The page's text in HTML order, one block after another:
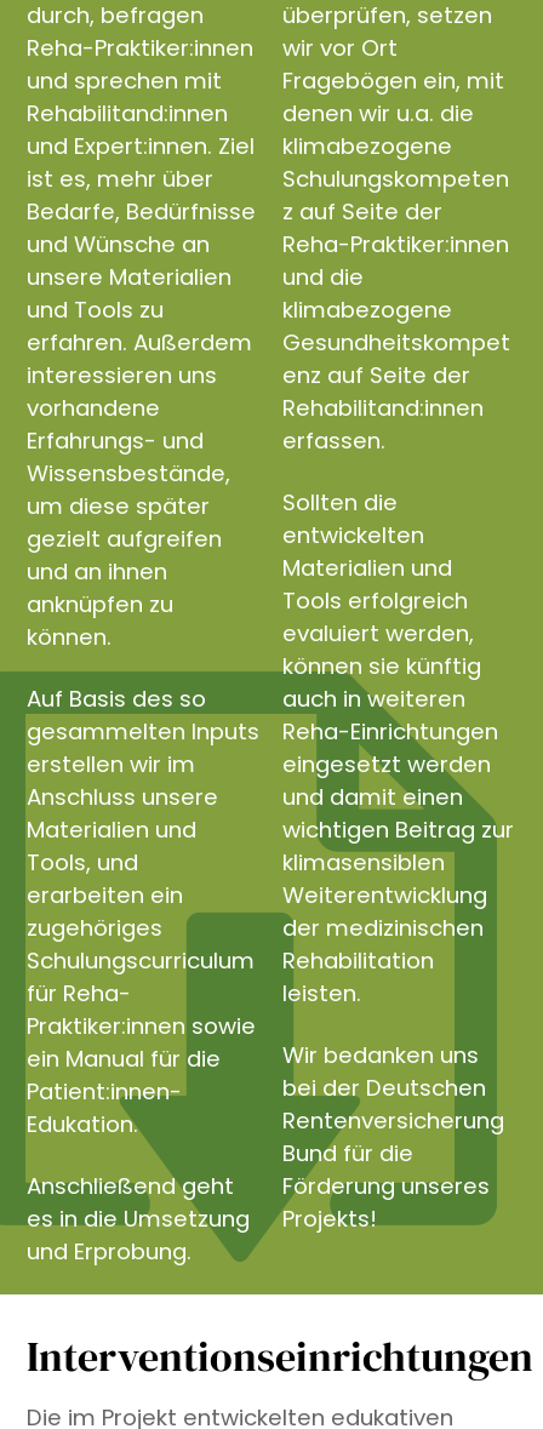
durch, befragen
Reha-Praktiker:innen
und sprechen mit
Rehabilitand:innen
und Expert:innen. Ziel
ist es, mehr über
Bedarfe, Bedürfnisse
und Wünsche an
unsere Materialien
und Tools zu
erfahren. Außerdem
interessieren uns
vorhandene
Erfahrungs- und
Wissensbestände,
um diese später
gezielt aufgreifen
und an ihnen
anknüpfen zu
können.
Auf Basis des so
gesammelten Inputs
erstellen wir im
Anschluss unsere
Materialien und
Tools, und
erarbeiten ein
zugehöriges
Schulungscurriculum
für Reha-
Praktiker:innen sowie
ein Manual für die
Patient:innen-
Edukation.
Anschließend geht
es in die Umsetzung
und Erprobung.
überprüfen, setzen
wir vor Ort
Fragebögen ein, mit
denen wir u.a. die
klimabezogene
Schulungskompeten
z auf Seite der
Reha-Praktiker:innen
und die
klimabezogene
Gesundheitskompet
enz auf Seite der
Rehabilitand:innen
erfassen.
Sollten die
entwickelten
Materialien und
Tools erfolgreich
evaluiert werden,
können sie künftig
auch in weiteren
Reha-Einrichtungen
eingesetzt werden
und damit einen
wichtigen Beitrag zur
klimasensiblen
Weiterentwicklung
der medizinischen
Rehabilitation
leisten.
Wir bedanken uns
bei der Deutschen
Rentenversicherung
Bund für die
Förderung unseres
Projekts!
Interventionseinrichtungen
Die im Projekt entwickelten edukativen